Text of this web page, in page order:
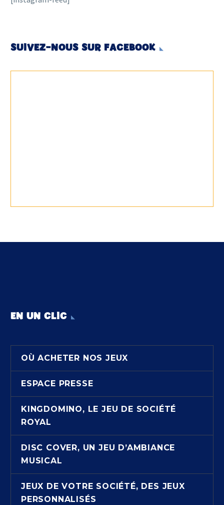
SUIVEZ-NOUS SUR FACEBOOK
EN UN CLIC
OÙ ACHETER NOS JEUX
ESPACE PRESSE
KINGDOMINO, LE JEU DE SOCIÉTÉ
ROYAL
DISC COVER, UN JEU D’AMBIANCE
MUSICAL
JEUX DE VOTRE SOCIÉTÉ, DES JEUX
PERSONNALISÉS